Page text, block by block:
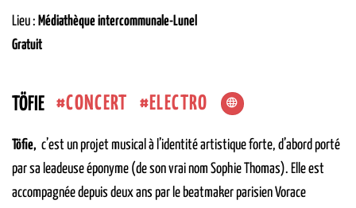
Lieu : Médiathèque intercommunale-Lunel
Gratuit
TÖFIE CONCERT ELECTRO
Töfie, c’est un projet musical à l’identité artistique forte, d’abord porté
par sa leadeuse éponyme (de son vrai nom Sophie Thomas). Elle est
accompagnée depuis deux ans par le beatmaker parisien Vorace